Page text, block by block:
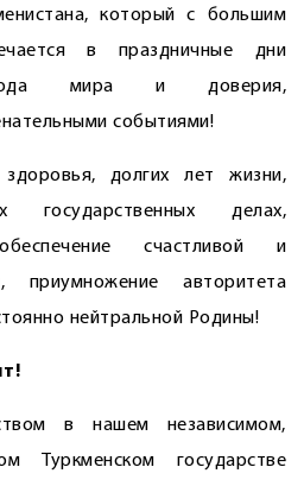
который с большим
в праздничные дни
года мира и доверия,
событиями!
долгих лет жизни,
делах,
счастливой и
приумножение авторитета
нейтральной Родины!
в нашем независимом,
Туркменском государстве